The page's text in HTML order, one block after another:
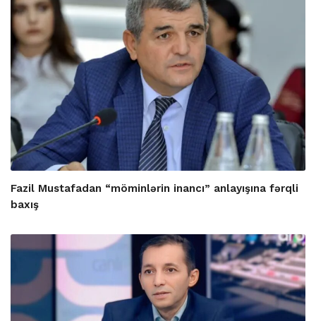
Fazil Mustafadan “möminlərin inancı” anlayışına fərqli
baxış